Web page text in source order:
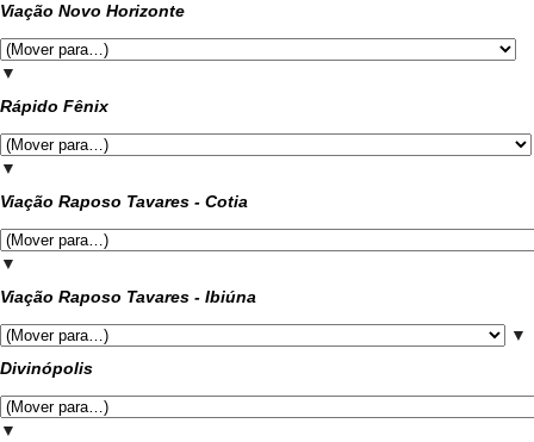
Viação Novo Horizonte
▼
Rápido Fênix
▼
Viação Raposo Tavares - Cotia
▼
Viação Raposo Tavares - Ibiúna
▼
Divinópolis
▼